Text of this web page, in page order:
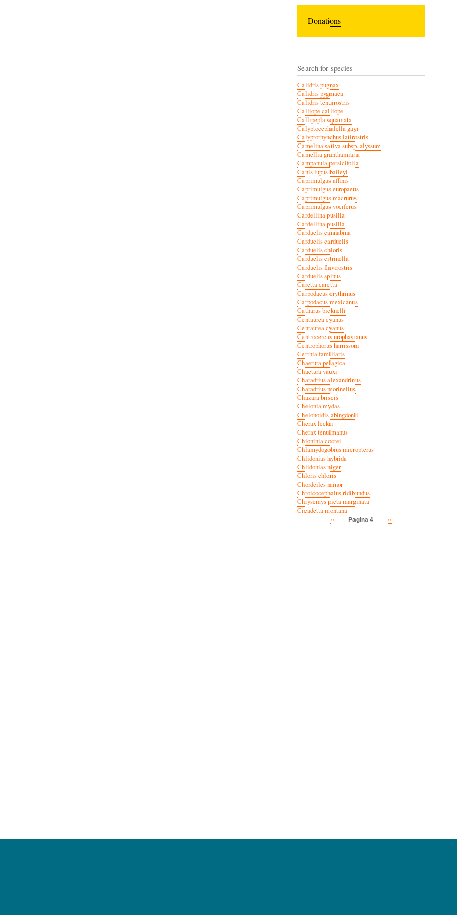
Donations
Search for species
Calidris pugnax
Calidris pygmaea
Calidris tenuirostris
Calliope calliope
Callipepla squamata
Calyptocephalella gayi
Calyptorhynchus latirostris
Camelina sativa subsp. alyssum
Camellia granthamiana
Campanula persicifolia
Canis lupus baileyi
Caprimulgus affinis
Caprimulgus europaeus
Caprimulgus macrurus
Caprimulgus vociferus
Cardellina pusilla
Cardellina pusilla
Carduelis cannabina
Carduelis carduelis
Carduelis chloris
Carduelis citrinella
Carduelis flavirostris
Carduelis spinus
Caretta caretta
Carpodacus erythrinus
Carpodacus mexicanus
Catharus bicknelli
Centaurea cyanus
Centaurea cyanus
Centrocercus urophasianus
Centrophorus harrissoni
Certhia familiaris
Chaetura pelagica
Chaetura vauxi
Charadrius alexandrinus
Charadrius morinellus
Chazara briseis
Chelonia mydas
Chelonoidis abingdonii
Cherax leckii
Cherax tenuimanus
Chioninia coctei
Chlamydogobius micropterus
Chlidonias hybrida
Chlidonias niger
Chloris chloris
Chordeiles minor
Chroicocephalus ridibundus
Chrysemys picta marginata
Cicadetta montana
Vorige
‹‹ Pagina 4
Volgende
››